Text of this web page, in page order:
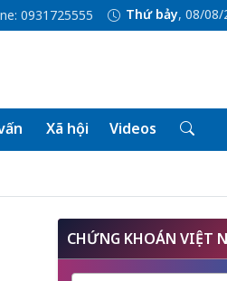
0931725555 Thứ bảy, 08/08/
Xã hội Videos
CHỨNG KHOÁN VIỆT